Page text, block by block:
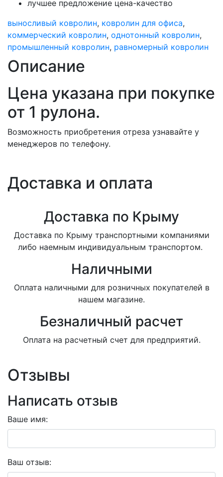
лучшее предложение цена-качество
выносливый ковролин, ковролин для офиса,
коммерческий ковролин, однотонный ковролин,
промышленный ковролин, равномерный ковролин
Описание
Цена указана при покупке
от 1 рулона.
Возможность приобретения отреза узнавайте у
менеджеров по телефону.
Доставка и оплата
Доставка по Крыму
Доставка по Крыму транспортными компаниями
либо наемным индивидуальным транспортом.
Наличными
Оплата наличными для розничных покупателей в
нашем магазине.
Безналичный расчет
Оплата на расчетный счет для предприятий.
Отзывы
Написать отзыв
Ваше имя:
Ваш отзыв: